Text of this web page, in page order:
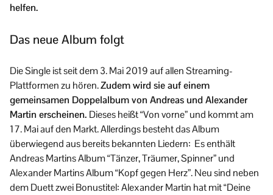
helfen.
Das neue Album folgt
Die Single ist seit dem 3. Mai 2019 auf allen Streaming-
Plattformen zu hören.Zudem wird sie auf einem
gemeinsamen Doppelalbum von Andreas und Alexander
Martin erscheinen. Dieses heißt “Von vorne” und kommt am
17. Mai auf den Markt. Allerdings besteht das Album
überwiegend aus bereits bekannten Liedern: Es enthält
Andreas Martins Album “Tänzer, Träumer, Spinner” und
Alexander Martins Album “Kopf gegen Herz”. Neu sind neben
dem Duett zwei Bonustitel: Alexander Martin hat mit “Deine